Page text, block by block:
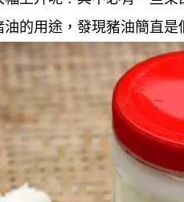
的用途，發現豬油簡直是